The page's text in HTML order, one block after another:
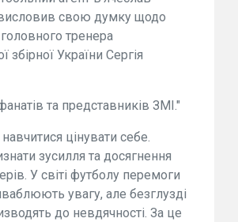
свою думку щодо
тренера
збірної України Сергія
та представників ЗМІ."
цінувати себе.
зусилля та досягнення
У світі футболу перемоги
увагу, але безглузді
до невдячності. За це